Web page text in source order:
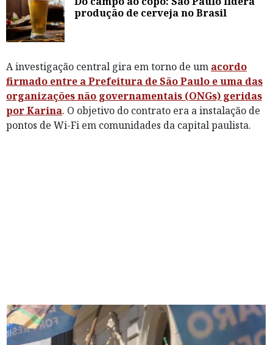
produção de cerveja no Brasil
A investigação central gira em torno de um acordo
firmado entre aPrefeitura de São Paulo e uma das
organizações não governamentais (ONGs) geridas
por Karina. O objetivo do contrato era a instalação de
pontos de Wi-Fi em comunidades da capital paulista.